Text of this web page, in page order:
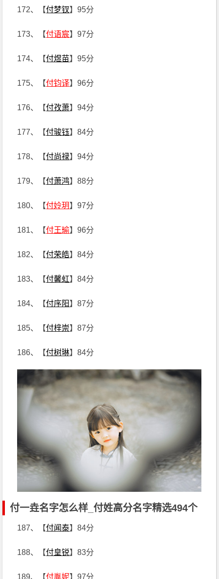
172、【付梦钗】95分
173、【付语宸】97分
174、【付煜苗】95分
175、【付钧译】96分
176、【付孜萧】94分
177、【付骏钰】84分
178、【付尚禄】94分
179、【付萧鸿】88分
180、【付姈玥】97分
181、【付王瑜】96分
182、【付荣皓】84分
183、【付馨虹】84分
184、【付序阳】87分
185、【付梓崇】87分
186、【付树琳】84分
付一垚名字怎么样_付姓高分名字精选494个
187、【付闻泰】84分
188、【付皇锐】83分
189、【付胤妮】97分